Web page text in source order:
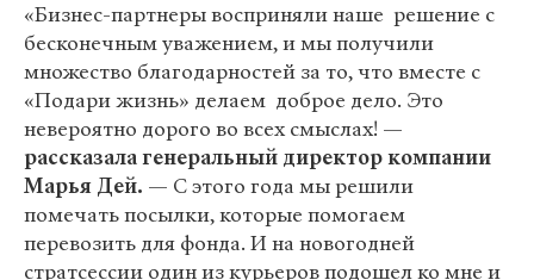
«Бизнес-партнеры восприняли наше решение с
бесконечным уважением, и мы получили
множество благодарностей за то, что вместе с
«Подари жизнь» делаем доброе дело. Это
невероятно дорого во всех смыслах! —
рассказала генеральный директор компании
Марья Дей. — С этого года мы решили
помечать посылки, которые помогаем
перевозить для фонда. И на новогодней
стратсессии один из курьеров подошел ко мне и